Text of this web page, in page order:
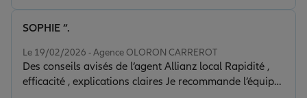
Le 19/02/2026 - Agence OLORON CARREROT
Des conseils avisés de l’agent Allianz local Rapidité ,
efficacité , explications claires Je recommande l’équipe
SOPHIE “.